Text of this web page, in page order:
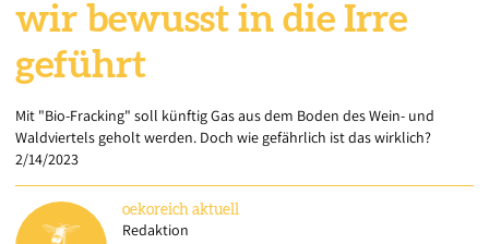
wir bewusst in die Irre
geführt
Mit "Bio-Fracking" soll künftig Gas aus dem Boden des Wein- und
Waldviertels geholt werden. Doch wie gefährlich ist das wirklich?
2/14/2023
oekoreich aktuell
Redaktion